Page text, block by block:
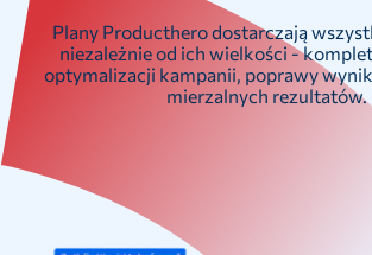
Plany Producthero dostarczają
niezależnie od ich wielkości -
optymalizacji kampanii, poprawy
mierzalnych rezultatów.